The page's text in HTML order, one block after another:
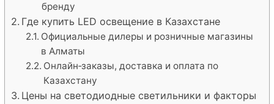
бренду
Где купить LED освещение в Казахстане
Официальные дилеры и розничные магазины
в Алматы
Онлайн‑заказы, доставка и оплата по
Казахстану
Цены на светодиодные светильники и факторы